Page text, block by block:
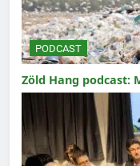
PODCAST
Zöld Hang podcast: